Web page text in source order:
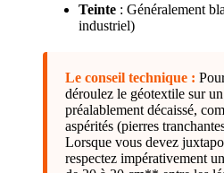
Teinte : Généralement
industriel)
Le conseil technique :
déroulez le géotextile sur
préalablement décaissé,
aspérités (pierres
Lorsque vous devez
respectez impérativement